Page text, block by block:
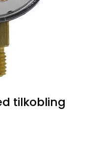
tilkobling